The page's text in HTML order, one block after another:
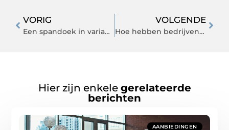
VORIG
Een spandoek in variant peesdoek bestellen
VOLGENDE
Hoe hebben bedrijven succes bij hun website?
Hier zijn enkele gerelateerde
berichten
AANBIEDINGEN